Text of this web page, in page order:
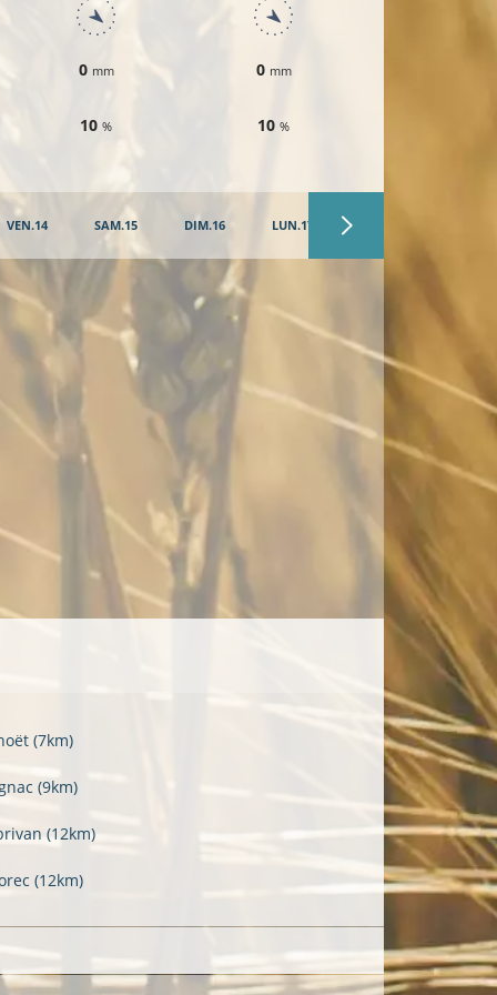
0 mm
10%
0 mm
10%
VEN.14 SAM.15 DIM.16 LUN.17
(7km)
(9km)
(12km)
(12km)